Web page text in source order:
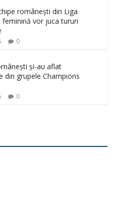
românești din Liga
feminină vor juca tururi
0
și-au aflat
din grupele Champions
0